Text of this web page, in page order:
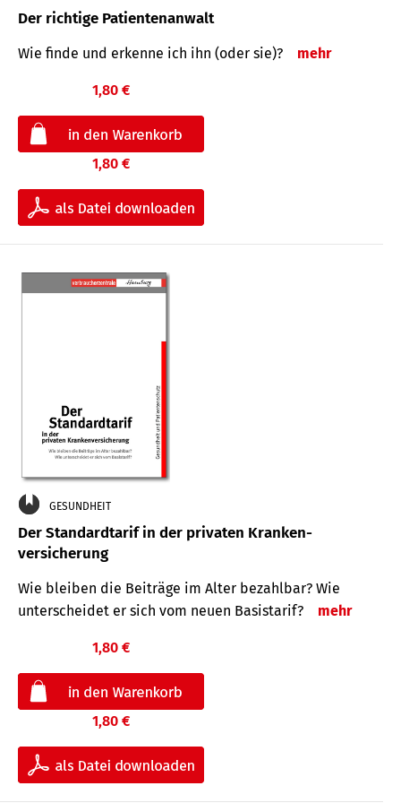
Der richtige Patientenanwalt
Wie finde und erkenne ich ihn (oder sie)? mehr
1,80 €
1,80 €
GESUNDHEIT
Der Standard­tarif in der privaten Kranken­
versicherung
Wie bleiben die Beiträge im Alter bezahlbar? Wie
unterscheidet er sich vom neuen Basistarif?
mehr
1,80 €
1,80 €